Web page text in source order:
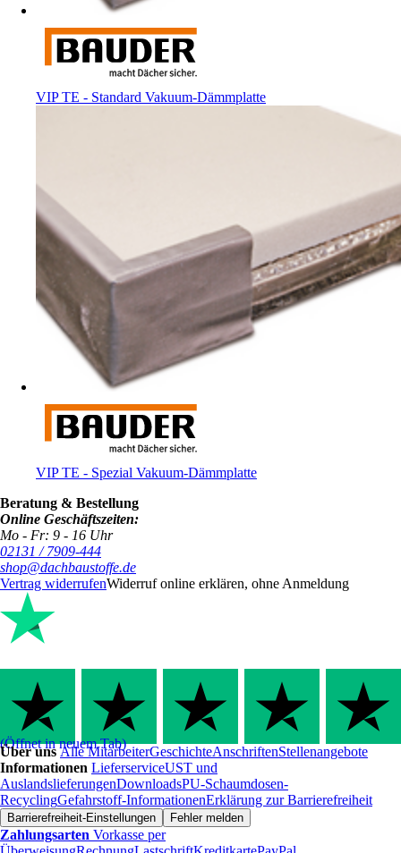
VIP TE - Standard Vakuum-Dämmplatte
VIP TE - Spezial Vakuum-Dämmplatte
Beratung & Bestellung
Online Geschäftszeiten:
Mo - Fr: 9 - 16 Uhr
02131 / 7909-444
shop@dachbaustoffe.de
Vertrag widerrufenWiderruf online erklären, ohne Anmeldung
(Öffnet in neuem Tab)
Über unsAlle MitarbeiterGeschichteAnschriftenStellenangebote
Informationen LieferserviceUST und
AuslandslieferungenDownloadsPU-Schaumdosen-
RecyclingGefahrstoff-InformationenErklärung zur Barrierefreiheit
Barrierefreiheit-Einstellungen Fehler melden
Zahlungsarten Vorkasse per